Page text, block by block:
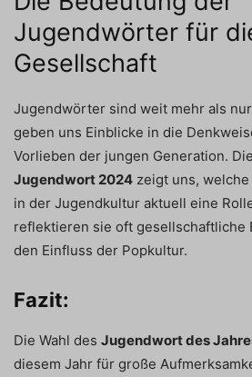
Jugendwörter für
Gesellschaft
Jugendwörter sind weit mehr als
geben uns Einblicke in die
Vorlieben der jungen Generation.
Jugendwort 2024 zeigt uns,
in der Jugendkultur aktuell eine
reflektieren sie oft gesellschaftliche
den Einfluss der Popkultur.
Fazit:
Die Wahl des Jugendwort des
diesem Jahr für große